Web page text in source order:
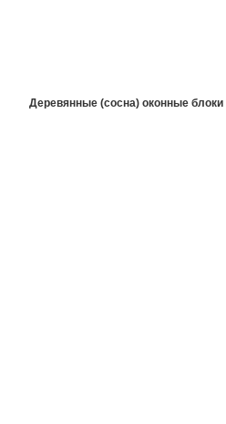
Деревянные (сосна) оконные